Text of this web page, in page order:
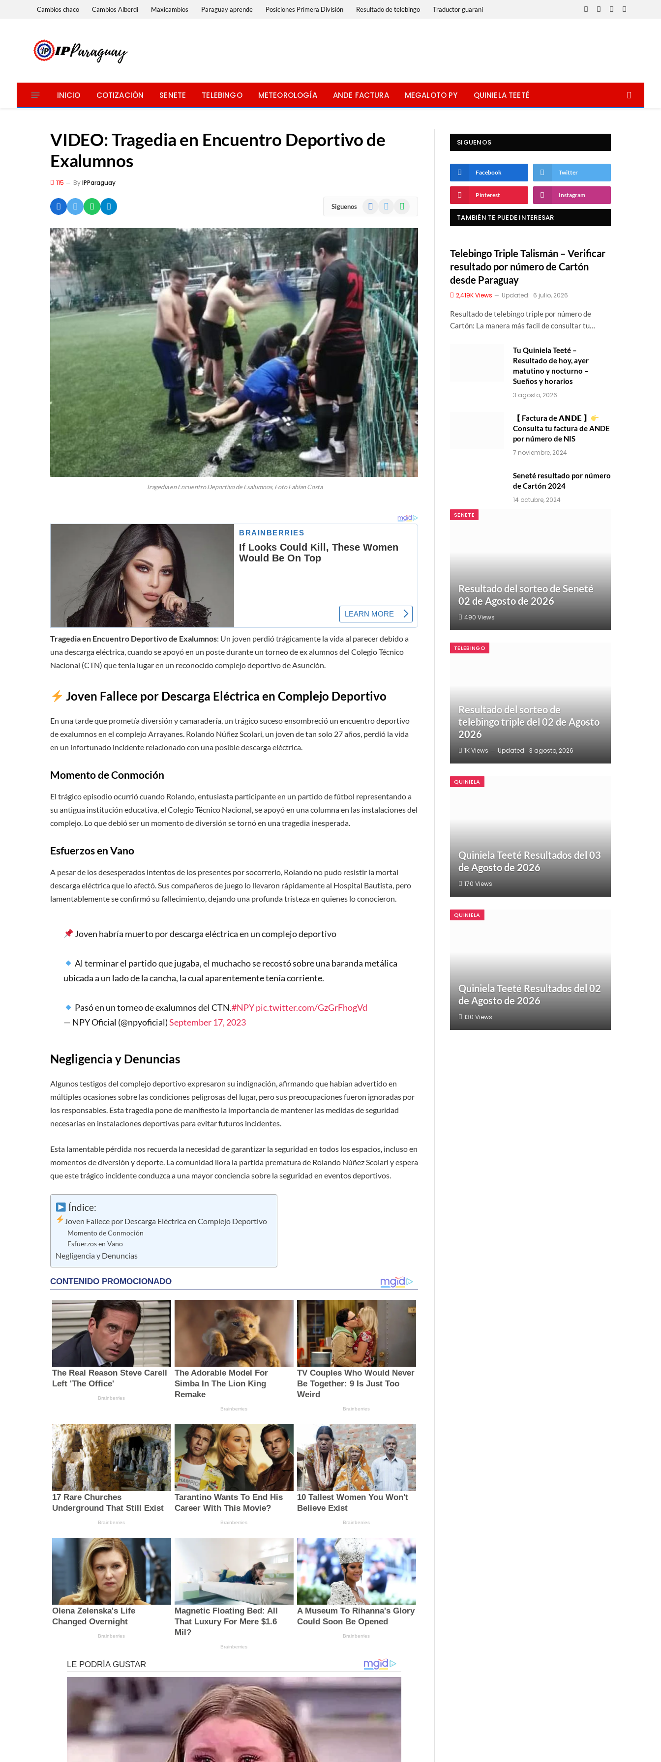
Cambios chaco Cambios Alberdi Maxicambios Paraguay aprende Posiciones Primera División Resultado de telebingo Traductor guaraní
Facebook
X
InstagramWhatsApp
INICIO COTIZACIÓN SENETE TELEBINGO METEOROLOGÍA ANDE FACTURA MEGALOTO PY QUINIELA TEETÉ
VIDEO: Tragedia en Encuentro Deportivo de
Exalumnos
115 ByIPParaguay
Siguenos Facebook WhatsApp
Tragedia en Encuentro Deportivo de Exalumnos, Foto Fabían Costa
Tragedia en Encuentro Deportivo de Exalumnos: Un joven perdió trágicamente la vida al parecer debido a
una descarga eléctrica, cuando se apoyó en un poste durante un torneo de ex alumnos del Colegio Técnico
Nacional (CTN) que tenía lugar en un reconocido complejo deportivo de Asunción.
Joven Fallece por Descarga Eléctrica en Complejo Deportivo
En una tarde que prometía diversión y camaradería, un trágico suceso ensombreció un encuentro deportivo
de exalumnos en el complejo Arrayanes. Rolando Núñez Scolari, un joven de tan solo 27 años, perdió la vida
en un infortunado incidente relacionado con una posible descarga eléctrica.
Momento de Conmoción
El trágico episodio ocurrió cuando Rolando, entusiasta participante en un partido de fútbol representando a
su antigua institución educativa, el Colegio Técnico Nacional, se apoyó en una columna en las instalaciones del
complejo. Lo que debió ser un momento de diversión se tornó en una tragedia inesperada.
Esfuerzos en Vano
A pesar de los desesperados intentos de los presentes por socorrerlo, Rolando no pudo resistir la mortal
descarga eléctrica que lo afectó. Sus compañeros de juego lo llevaron rápidamente al Hospital Bautista, pero
lamentablemente se confirmó su fallecimiento, dejando una profunda tristeza en quienes lo conocieron.
Joven habría muerto por descarga eléctrica en un complejo deportivo
Al terminar el partido que jugaba, el muchacho se recostó sobre una baranda metálica
ubicada a un lado de la cancha, la cual aparentemente tenía corriente.
Pasó en un torneo de exalumnos del CTN.#NPYpic.twitter.com/GzGrFhogVd
— NPY Oficial (@npyoficial)September 17, 2023
Negligencia y Denuncias
Algunos testigos del complejo deportivo expresaron su indignación, afirmando que habían advertido en
múltiples ocasiones sobre las condiciones peligrosas del lugar, pero sus preocupaciones fueron ignoradas por
los responsables. Esta tragedia pone de manifiesto la importancia de mantener las medidas de seguridad
necesarias en instalaciones deportivas para evitar futuros incidentes.
Esta lamentable pérdida nos recuerda la necesidad de garantizar la seguridad en todos los espacios, incluso en
momentos de diversión y deporte. La comunidad llora la partida prematura de Rolando Núñez Scolari y espera
que este trágico incidente conduzca a una mayor conciencia sobre la seguridad en eventos deportivos.
Índice:
Joven Fallece por Descarga Eléctrica en Complejo Deportivo
Momento de Conmoción
Esfuerzos en Vano
Negligencia y Denuncias
SIGUENOS
Facebook Twitter
Pinterest Instagram
TAMBIÉN TE PUEDE INTERESAR
Telebingo Triple Talismán – Verificar
resultado por número de Cartón
desde Paraguay
2,419KViews Updated: 6 julio, 2026
Resultado de telebingo triple por número de
Cartón: La manera más facil de consultar tu…
Tu Quiniela Teeté –
Resultado de hoy, ayer
matutino y nocturno –
Sueños y horarios
3 agosto, 2026
【 Factura de 𝗔𝗡𝗗𝗘 】
Consulta tu factura de ANDE
por número de NIS
7 noviembre, 2024
Seneté resultado por número
de Cartón 2024
14 octubre, 2024
SENETE
Resultado del sorteo de Seneté
02 de Agosto de 2026
490 Views
TELEBINGO
Resultado del sorteo de
telebingo triple del 02 de Agosto
2026
1KViews Updated: 3 agosto, 2026
QUINIELA
Quiniela Teeté Resultados del 03
de Agosto de 2026
170 Views
QUINIELA
Quiniela Teeté Resultados del 02
de Agosto de 2026
130 Views